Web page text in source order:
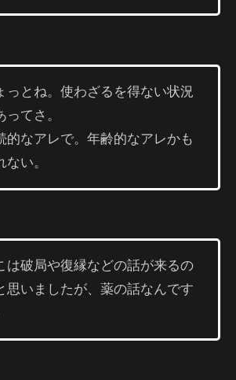
っとね。使わざるを得ない状況
ってさ。
的なアレで。年齢的なアレかも
ない。
は破局や復縁などの話が来るの
思いましたが、薬の話なんです